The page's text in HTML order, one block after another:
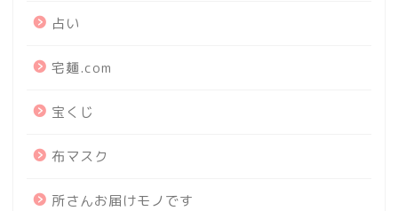
占い
宅麺.com
宝くじ
布マスク
所さんお届けモノです